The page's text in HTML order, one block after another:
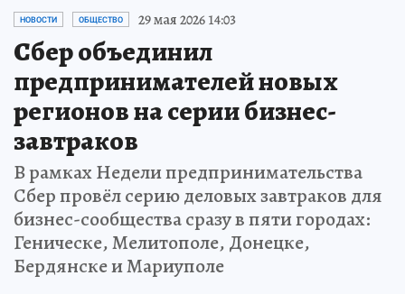
НОВОСТИ ОБЩЕСТВО 29 мая 2026 14:03
Сбер объединил
предпринимателей новых
регионов на серии бизнес-
завтраков
В рамках Недели предпринимательства
Сбер провёл серию деловых завтраков для
бизнес-сообщества сразу в пяти городах:
Геническе, Мелитополе, Донецке,
Бердянске и Мариуполе